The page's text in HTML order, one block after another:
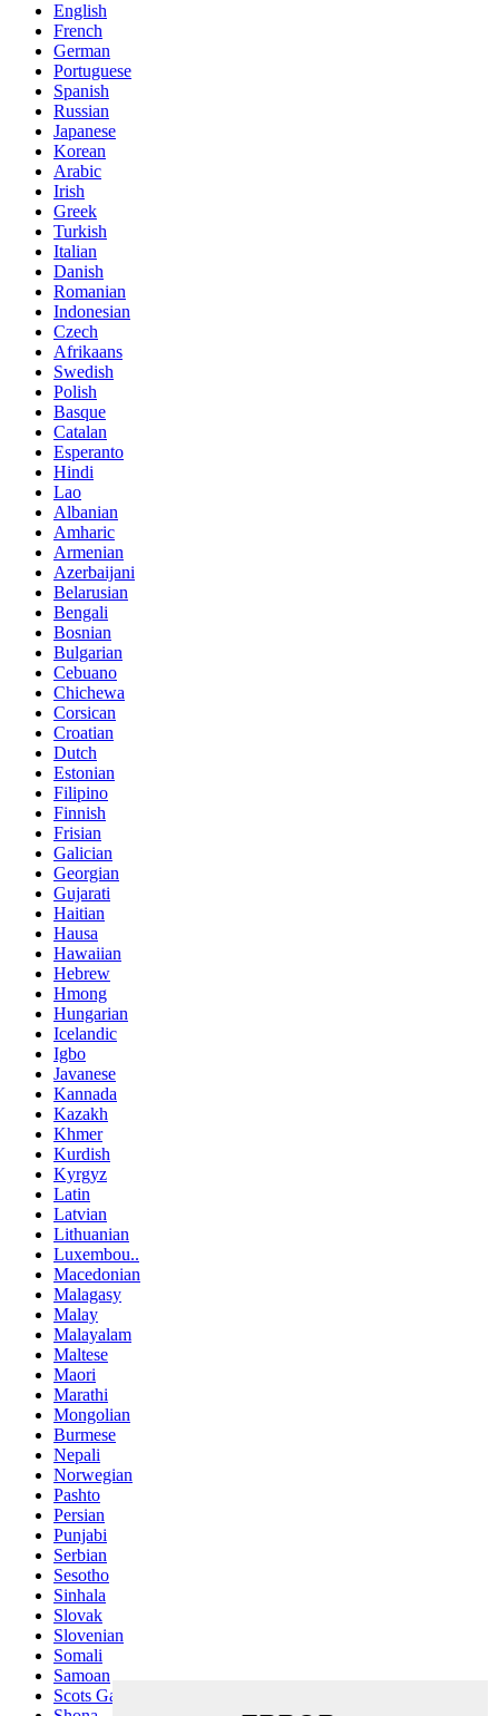
English
French
German
Portuguese
Spanish
Russian
Japanese
Korean
Arabic
Irish
Greek
Turkish
Italian
Danish
Romanian
Indonesian
Czech
Afrikaans
Swedish
Polish
Basque
Catalan
Esperanto
Hindi
Lao
Albanian
Amharic
Armenian
Azerbaijani
Belarusian
Bengali
Bosnian
Bulgarian
Cebuano
Chichewa
Corsican
Croatian
Dutch
Estonian
Filipino
Finnish
Frisian
Galician
Georgian
Gujarati
Haitian
Hausa
Hawaiian
Hebrew
Hmong
Hungarian
Icelandic
Igbo
Javanese
Kannada
Kazakh
Khmer
Kurdish
Kyrgyz
Latin
Latvian
Lithuanian
Luxembou..
Macedonian
Malagasy
Malay
Malayalam
Maltese
Maori
Marathi
Mongolian
Burmese
Nepali
Norwegian
Pashto
Persian
Punjabi
Serbian
Sesotho
Sinhala
Slovak
Slovenian
Somali
Samoan
Scots Gaelic